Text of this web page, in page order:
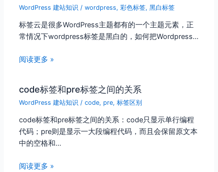
WordPress 建站知识 /wordpress,彩色标签,黑白标签
标签云是很多WordPress主题都有的一个主题元素，正
常情况下wordpress标签是黑白的，如何把Wordpress…
阅读更多 »
code标签和pre标签之间的关系
WordPress 建站知识 /code, pre,标签区别
code标签和pre标签之间的关系：code只显示单行编程
代码；pre则是显示一大段编程代码，而且会保留原文本
中的空格和…
阅读更多 »